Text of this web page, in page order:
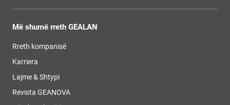
Më shumë rreth GEALAN
Rreth kompanisë
Karriera
Lajme & Shtypi
Revista GEANOVA